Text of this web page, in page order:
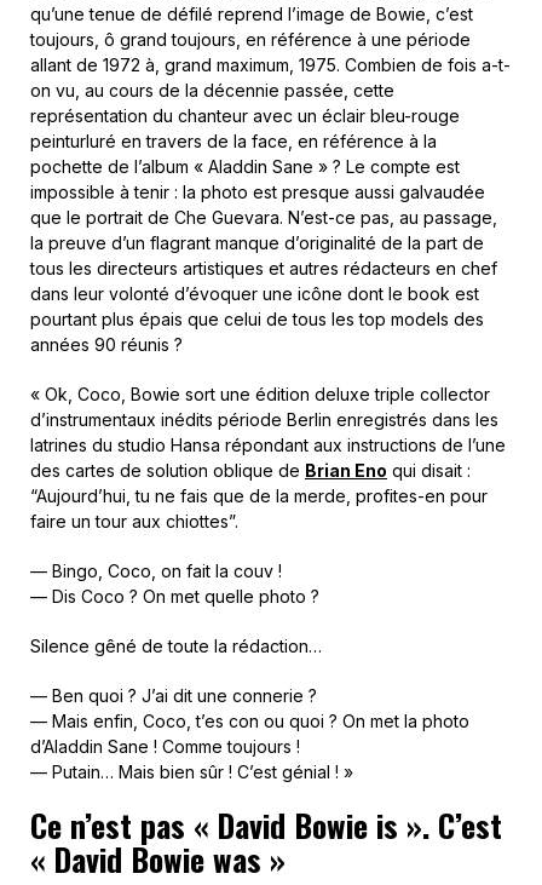
qu’une tenue de défilé reprend l’image de Bowie, c’est
toujours, ô grand toujours, en référence à une période
allant de 1972 à, grand maximum, 1975. Combien de fois a-t-
on vu, au cours de la décennie passée, cette
représentation du chanteur avec un éclair bleu-rouge
peinturluré en travers de la face, en référence à la
pochette de l’album « Aladdin Sane » ? Le compte est
impossible à tenir : la photo est presque aussi galvaudée
que le portrait de Che Guevara. N’est-ce pas, au passage,
la preuve d’un flagrant manque d’originalité de la part de
tous les directeurs artistiques et autres rédacteurs en chef
dans leur volonté d’évoquer une icône dont le book est
pourtant plus épais que celui de tous les top models des
années 90 réunis ?
« Ok, Coco, Bowie sort une édition deluxe triple collector
d’instrumentaux inédits période Berlin enregistrés dans les
latrines du studio Hansa répondant aux instructions de l’une
des cartes de solution oblique de Brian Eno qui disait :
“Aujourd’hui, tu ne fais que de la merde, profites-en pour
faire un tour aux chiottes”.
— Bingo, Coco, on fait la couv !
— Dis Coco ? On met quelle photo ?
Silence gêné de toute la rédaction…
— Ben quoi ? J’ai dit une connerie ?
— Mais enfin, Coco, t’es con ou quoi ? On met la photo
d’Aladdin Sane ! Comme toujours !
— Putain… Mais bien sûr ! C’est génial ! »
Ce n’est pas « David Bowie is ». C’est
« David Bowie was »